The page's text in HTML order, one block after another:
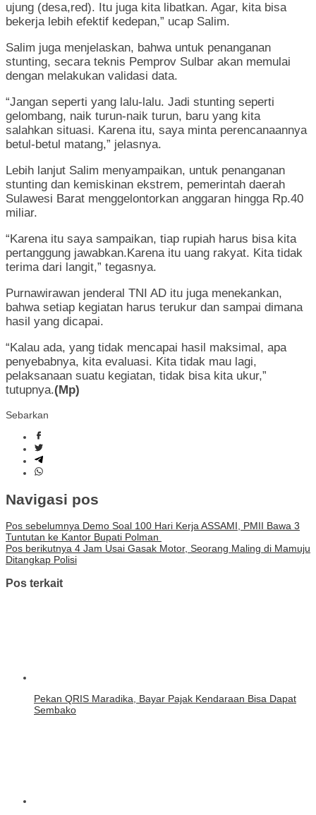
ujung (desa,red). Itu juga kita libatkan. Agar, kita bisa
bekerja lebih efektif kedepan,” ucap Salim.
Salim juga menjelaskan, bahwa untuk penanganan
stunting, secara teknis Pemprov Sulbar akan memulai
dengan melakukan validasi data.
“Jangan seperti yang lalu-lalu. Jadi stunting seperti
gelombang, naik turun-naik turun, baru yang kita
salahkan situasi. Karena itu, saya minta perencanaannya
betul-betul matang,” jelasnya.
Lebih lanjut Salim menyampaikan, untuk penanganan
stunting dan kemiskinan ekstrem, pemerintah daerah
Sulawesi Barat menggelontorkan anggaran hingga Rp.40
miliar.
“Karena itu saya sampaikan, tiap rupiah harus bisa kita
pertanggung jawabkan.Karena itu uang rakyat. Kita tidak
terima dari langit,” tegasnya.
Purnawirawan jenderal TNI AD itu juga menekankan,
bahwa setiap kegiatan harus terukur dan sampai dimana
hasil yang dicapai.
“Kalau ada, yang tidak mencapai hasil maksimal, apa
penyebabnya, kita evaluasi. Kita tidak mau lagi,
pelaksanaan suatu kegiatan, tidak bisa kita ukur,”
tutupnya.(Mp)
Sebarkan
Navigasi pos
Pos sebelumnya Demo Soal 100 Hari Kerja ASSAMI, PMII Bawa 3
Tuntutan ke Kantor Bupati Polman
Pos berikutnya 4 Jam Usai Gasak Motor, Seorang Maling di Mamuju
Ditangkap Polisi
Pos terkait
Pekan QRIS Maradika, Bayar Pajak Kendaraan Bisa Dapat
Sembako